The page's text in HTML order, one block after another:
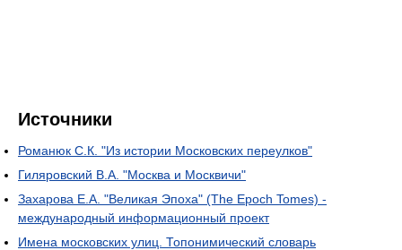
Источники
Романюк С.К. "Из истории Московских переулков"
Гиляровский В.А. "Москва и Москвичи"
Захарова Е.А. "Великая Эпоха" (The Epoch Tomes) -
международный информационный проект
Имена московских улиц. Топонимический словарь